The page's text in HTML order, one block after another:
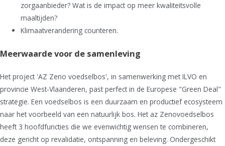
zorgaanbieder? Wat is de impact op meer kwaliteitsvolle
maaltijden?
Klimaatverandering counteren.
Meerwaarde voor de samenleving
Het project 'AZ Zeno voedselbos', in samenwerking met ILVO en
provincie West-Vlaanderen, past perfect in de Europese "Green Deal"
strategie. Een voedselbos is een duurzaam en productief ecosysteem
naar het voorbeeld van een natuurlijk bos. Het az Zenovoedselbos
heeft 3 hoofdfuncties die we evenwichtig wensen te combineren,
deze gericht op revalidatie, ontspanning en beleving. Ondergeschikt